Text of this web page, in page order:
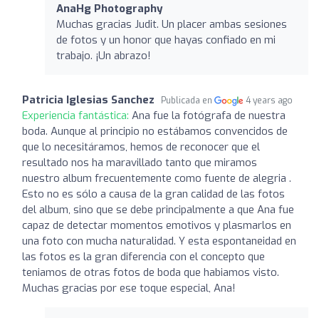
AnaHg Photography
Muchas gracias Judit. Un placer ambas sesiones
de fotos y un honor que hayas confiado en mi
trabajo. ¡Un abrazo!
Patricia Iglesias Sanchez Publicada en 4 years ago
Experiencia fantástica: Ana fue la fotógrafa de nuestra
boda. Aunque al principio no estábamos convencidos de
que lo necesitáramos, hemos de reconocer que el
resultado nos ha maravillado tanto que miramos
nuestro album frecuentemente como fuente de alegria .
Esto no es sólo a causa de la gran calidad de las fotos
del album, sino que se debe principalmente a que Ana fue
capaz de detectar momentos emotivos y plasmarlos en
una foto con mucha naturalidad. Y esta espontaneidad en
las fotos es la gran diferencia con el concepto que
teniamos de otras fotos de boda que habiamos visto.
Muchas gracias por ese toque especial, Ana!